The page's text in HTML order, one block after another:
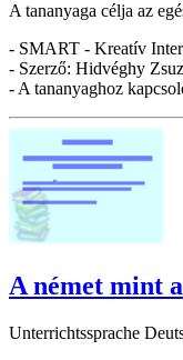
A tananyaga célja az
- SMART - Kreatív
- Szerző: Hidvéghy
- A tananyaghoz
A német mint
Unterrichtssprache